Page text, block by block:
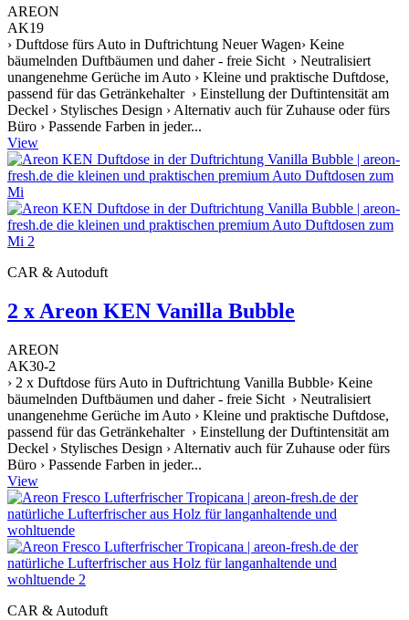
AREON
AK19
› Duftdose fürs Auto in Duftrichtung Neuer Wagen› Keine
bäumelnden Duftbäumen und daher - freie Sicht › Neutralisiert
unangenehme Gerüche im Auto › Kleine und praktische Duftdose,
passend für das Getränkehalter › Einstellung der Duftintensität am
Deckel › Stylisches Design › Alternativ auch für Zuhause oder fürs
Büro › Passende Farben in jeder...
View
CAR & Autoduft
2 x Areon KEN Vanilla Bubble
AREON
AK30-2
› 2 x Duftdose fürs Auto in Duftrichtung Vanilla Bubble› Keine
bäumelnden Duftbäumen und daher - freie Sicht › Neutralisiert
unangenehme Gerüche im Auto › Kleine und praktische Duftdose,
passend für das Getränkehalter › Einstellung der Duftintensität am
Deckel › Stylisches Design › Alternativ auch für Zuhause oder fürs
Büro › Passende Farben in jeder...
View
CAR & Autoduft